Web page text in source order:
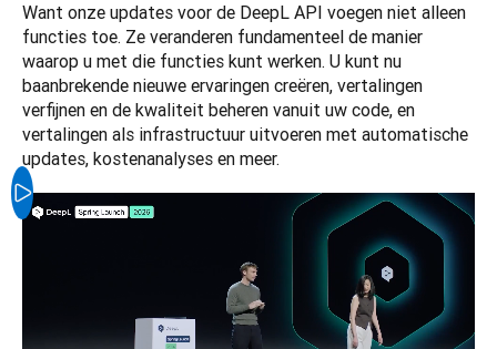
Want onze updates voor de DeepL API voegen niet alleen
functies toe. Ze veranderen fundamenteel de manier
waarop u met die functies kunt werken. U kunt nu
baanbrekende nieuwe ervaringen creëren, vertalingen
verfijnen en de kwaliteit beheren vanuit uw code, en
vertalingen als infrastructuur uitvoeren met automatische
updates, kostenanalyses en meer.